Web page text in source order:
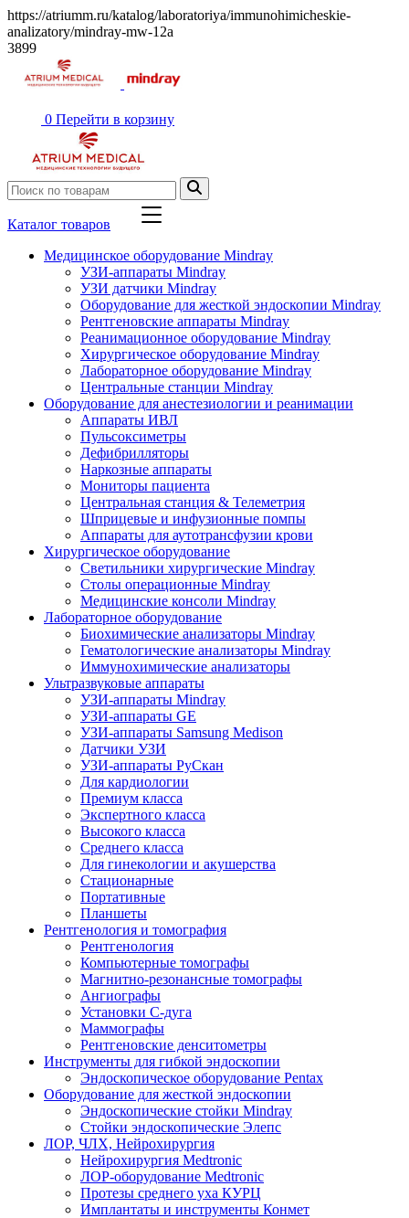
https://atriumm.ru/katalog/laboratoriya/immunohimicheskie-
analizatory/mindray-mw-12a
3899
0 Перейти в корзину
Каталог товаров
Медицинское оборудование Mindray
УЗИ-аппараты Mindray
УЗИ датчики Mindray
Оборудование для жесткой эндоскопии Mindray
Рентгеновские аппараты Mindray
Реанимационное оборудование Mindray
Хирургическое оборудование Mindray
Лабораторное оборудование Mindray
Центральные станции Mindray
Оборудование для анестезиологии и реанимации
Аппараты ИВЛ
Пульсоксиметры
Дефибрилляторы
Наркозные аппараты
Мониторы пациента
Центральная станция & Телеметрия
Шприцевые и инфузионные помпы
Аппараты для аутотрансфузии крови
Хирургическое оборудование
Светильники хирургические Mindray
Столы операционные Mindray
Медицинские консоли Mindray
Лабораторное оборудование
Биохимические анализаторы Mindray
Гематологические анализаторы Mindray
Иммунохимические анализаторы
Ультразвуковые аппараты
УЗИ-аппараты Mindray
УЗИ-аппараты GE
УЗИ-аппараты Samsung Medison
Датчики УЗИ
УЗИ-аппараты РуСкан
Для кардиологии
Премиум класса
Экспертного класса
Высокого класса
Среднего класса
Для гинекологии и акушерства
Стационарные
Портативные
Планшеты
Рентгенология и томография
Рентгенология
Компьютерные томографы
Магнитно-резонансные томографы
Ангиографы
Установки С-дуга
Маммографы
Рентгеновские денситометры
Инструменты для гибкой эндоскопии
Эндоскопическое оборудование Pentax
Оборудование для жесткой эндоскопии
Эндоскопические стойки Mindray
Стойки эндоскопические Элепс
ЛОР, ЧЛХ, Нейрохирургия
Нейрохирургия Medtronic
ЛОР-оборудование Medtronic
Протезы среднего уха КУРЦ
Имплантаты и инструменты Конмет